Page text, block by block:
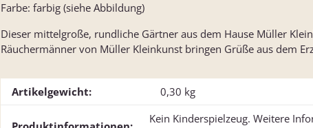
Farbe: farbig (siehe Abbildung)
Dieser mittelgroße, rundliche Gärtner aus dem Hause Müller
Räuchermänner von Müller Kleinkunst bringen Grüße aus dem
Artikelgewicht: 0,30 kg
Kein Kinderspielzeug. Weitere